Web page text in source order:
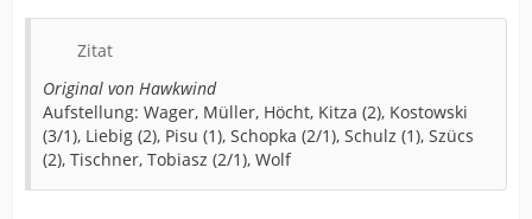
Zitat
Original von Hawkwind
Aufstellung: Wager, Müller, Höcht, Kitza (2), Kostowski
(3/1), Liebig (2), Pisu (1), Schopka (2/1), Schulz (1), Szücs
(2), Tischner, Tobiasz (2/1), Wolf